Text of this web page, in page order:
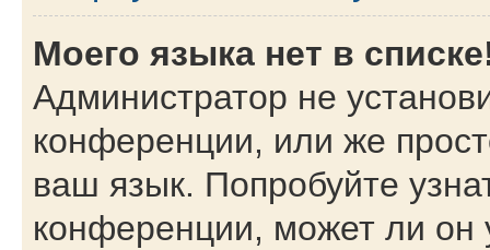
Моего языка нет в
Администратор не
конференции, или же
ваш язык. Попробуйте
конференции, может ли он